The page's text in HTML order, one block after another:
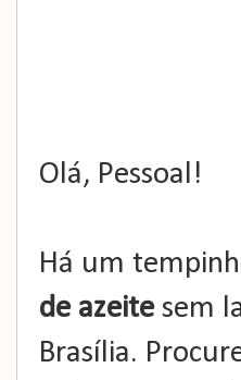
Olá, Pessoal!
Há um
de azeite sem
Brasília.